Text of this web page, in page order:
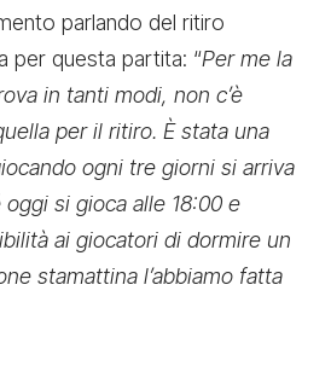
parlando del ritiro
per questa partita: “Per me la
in tanti modi, non c’è
per il ritiro. È stata una
ogni tre giorni si arriva
si gioca alle 18:00 e
ai giocatori di dormire un
stamattina l’abbiamo fatta